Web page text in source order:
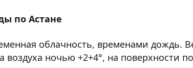
по Астане
облачность, временами дождь.
воздуха ночью +2+4°, на поверхности